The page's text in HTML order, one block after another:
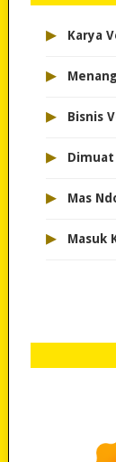
▸ Karya
▸
▸ Bisnis
▸ Dimuat
▸ Mas
▸ Masuk